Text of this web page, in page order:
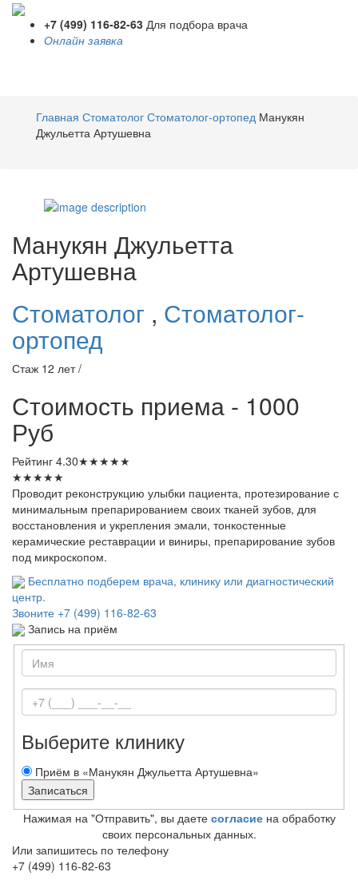
+7 (499) 116-82-63 Для подбора врача
Онлайн заявка
Главная Стоматолог Стоматолог-ортопед Манукян
Джульетта Артушевна
Манукян Джульетта
Артушевна
Стоматолог , Стоматолог-
ортопед
Стаж 12 лет /
Стоимость приема - 1000
Руб
Рейтинг 4.30★★★★★
★★★★★
Проводит реконструкцию улыбки пациента, протезирование с
минимальным препарированием своих тканей зубов, для
восстановления и укрепления эмали, тонкостенные
керамические реставрации и виниры, препарирование зубов
под микроскопом.
Бесплатно подберем врача, клинику или диагностический
центр.
Звоните +7 (499) 116-82-63
Запись на приём
Выберите клинику
Приём в «Манукян Джульетта Артушевна»
Нажимая на "Отправить", вы даете согласиена обработку
своих персональных данных.
Или запишитесь по телефону
+7 (499) 116-82-63